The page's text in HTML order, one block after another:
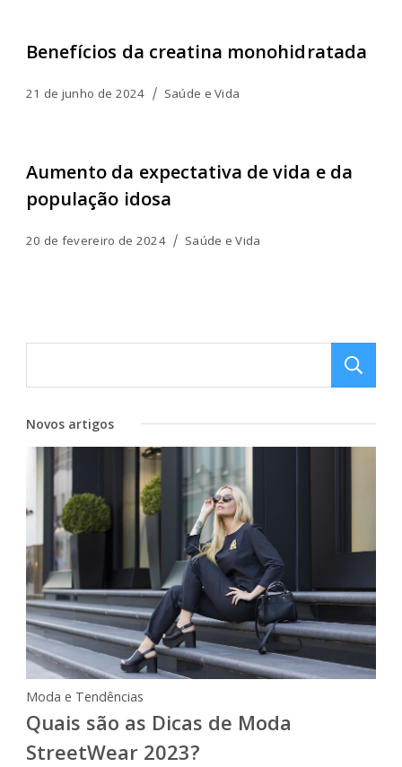
Benefícios da creatina monohidratada
21 de junho de 2024 Saúde e Vida
Aumento da expectativa de vida e da
população idosa
20 de fevereiro de 2024 Saúde e Vida
Novos artigos
Moda e Tendências
Quais são as Dicas de Moda
StreetWear 2023?